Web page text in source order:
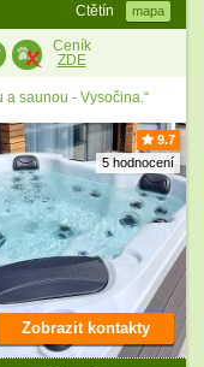
Ctětín mapa
Ceník
ZDE
saunou - Vysočina.“
9.7
5 hodnocení
Zobrazit kontakty